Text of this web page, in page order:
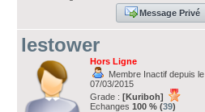
Message Privé
lestower
Hors Ligne
Membre Inactif depuis le
07/03/2015
Grade : [Kuriboh]
Echanges 100 % (39)